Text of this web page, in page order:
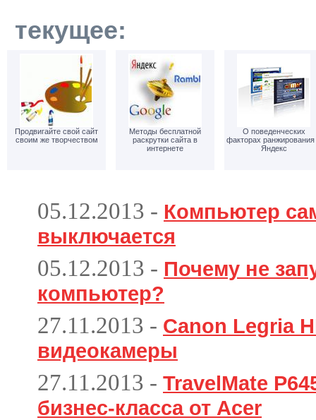
текущее:
Продвигайте свой сайт
своим же творчеством
Методы бесплатной
раскрутки сайта в
интернете
О поведенческих
факторах ранжирования
Яндекс
05.12.2013 - Компьютер
выключается
05.12.2013 - Почему не
компьютер?
27.11.2013 - Canon Legria
видеокамеры
27.11.2013 - TravelMate
бизнес-класса от Acer